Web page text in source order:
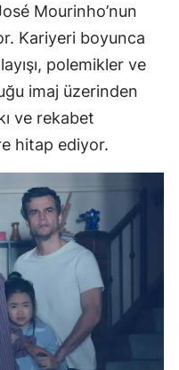
Mourinho’nun
Kariyeri boyunca
polemikler ve
imaj üzerinden
ve rekabet
hitap ediyor.